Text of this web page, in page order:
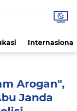
Internasional
Arogan",
Janda